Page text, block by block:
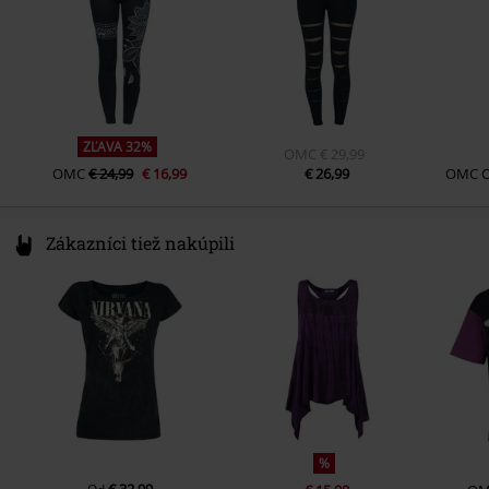
ZĽAVA 32%
OMC€ 24,99 € 16,99
OMC € 29,99
€ 26,99
OMC
Zákazníci tiež nakúpili
%